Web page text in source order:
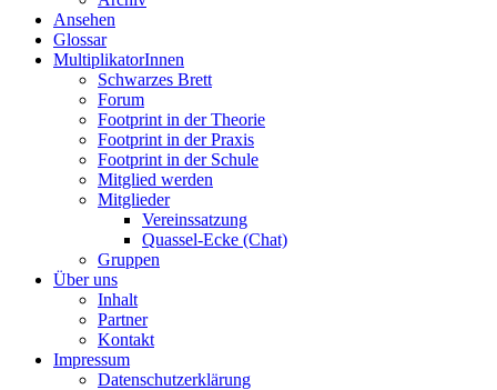
Ansehen
Glossar
MultiplikatorInnen
Schwarzes Brett
Forum
Footprint in der Theorie
Footprint in der Praxis
Footprint in der Schule
Mitglied werden
Mitglieder
Vereinssatzung
Quassel-Ecke (Chat)
Gruppen
Über uns
Inhalt
Partner
Kontakt
Impressum
Datenschutzerklärung